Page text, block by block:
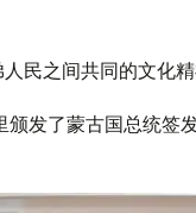
民之间共同的文化精
颁发了蒙古国总统